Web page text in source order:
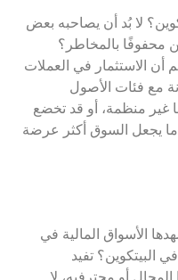
لا بُد أن يصاحبه بعض
محفوفًا بالمخاطر؟
أن الاستثمار في العملات
مع فئات الأصول
غير منظمة، أو قد تخضع
ما يجعل السوق أكثر عرضة
الأسواق المالية في
البيتكوين؟ تفيد
أو محترفيه، لا